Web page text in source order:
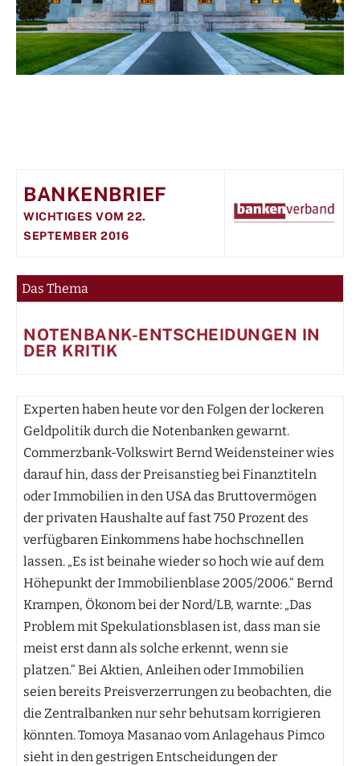
BANKENBRIEF
WICHTIGES VOM 22.
SEPTEMBER 2016
Das Thema
NOTENBANK-ENTSCHEIDUNGEN IN
DER KRITIK
Experten haben heute vor den Folgen der lockeren
Geldpolitik durch die Notenbanken gewarnt.
Commerzbank-Volkswirt Bernd Weidensteiner wies
darauf hin, dass der Preisanstieg bei Finanztiteln
oder Immobilien in den USA das Bruttovermögen
der privaten Haushalte auf fast 750 Prozent des
verfügbaren Einkommens habe hochschnellen
lassen. „Es ist beinahe wieder so hoch wie auf dem
Höhepunkt der Immobilienblase 2005/2006.“ Bernd
Krampen, Ökonom bei der Nord/LB, warnte: „Das
Problem mit Spekulationsblasen ist, dass man sie
meist erst dann als solche erkennt, wenn sie
platzen.“ Bei Aktien, Anleihen oder Immobilien
seien bereits Preisverzerrungen zu beobachten, die
die Zentralbanken nur sehr behutsam korrigieren
könnten. Tomoya Masanao vom Anlagehaus Pimco
sieht in den gestrigen Entscheidungen der